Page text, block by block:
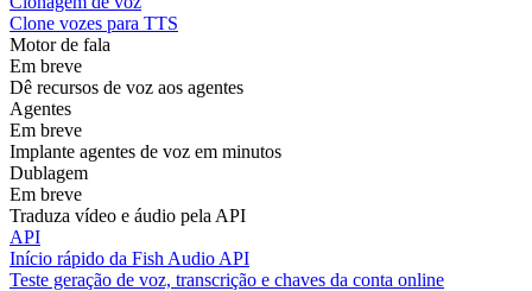
Clone vozes para TTS
Motor de fala
Em breve
Dê recursos de voz aos agentes
Agentes
Em breve
Implante agentes de voz em minutos
Dublagem
Em breve
Traduza vídeo e áudio pela API
API
Início rápido da Fish Audio API
Teste geração de voz, transcrição e chaves da conta online